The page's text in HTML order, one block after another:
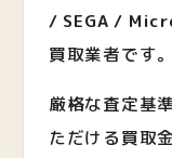
/ SEGA /
買取業者です。
厳格な査定基
ただける買取